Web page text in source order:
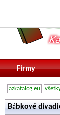
Firmy
azkatalog.eu
Bábkové